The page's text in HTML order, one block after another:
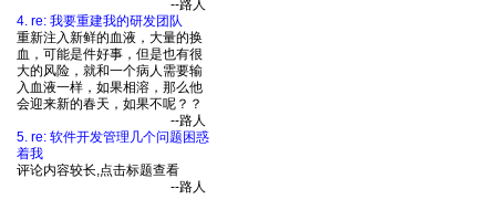
--路人
4. re: 我要重建我的研发团队
重新注入新鲜的血液，大量的换
血，可能是件好事，但是也有很
大的风险，就和一个病人需要输
入血液一样，如果相溶，那么他
会迎来新的春天，如果不呢？？
--路人
5. re: 软件开发管理几个问题困惑
着我
评论内容较长,点击标题查看
--路人